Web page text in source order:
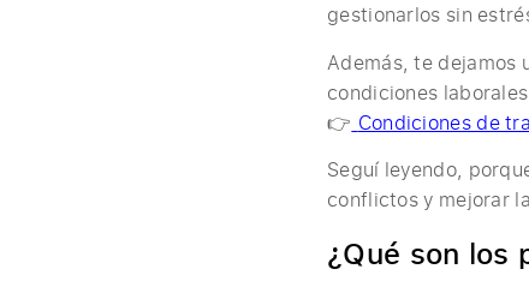
gestionarlos sin
Además, te dejamos
condiciones
👉 Condiciones de
Seguí leyendo,
conflictos y mejorar
¿Qué son los